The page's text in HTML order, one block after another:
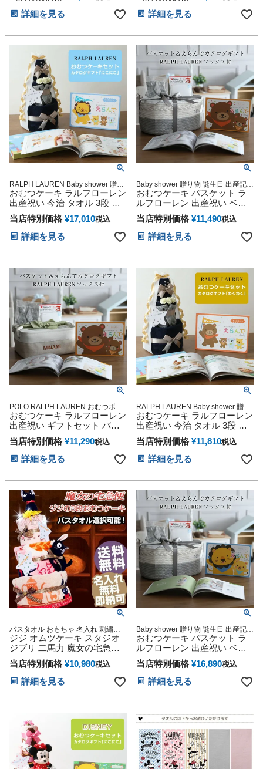
パパ ママ ベイビー オムツケ
ーキ お父さん お母さん クリ
ギフトセット 人気 端午の節
句 ひな祭り
詳細を見る
ニティフォト パパ ママ ベイ
ビー お父さん お母さん クリ
ギフトセット 人気 端午の節
句 ひな祭り
詳細を見る
RALPH LAUREN Baby shower 贈り
物 誕生日 出産記念 人気 オンライン
オムツケーキ カラフル インスタ
おむつケーキ ラルフローレン
出産祝い 今治 タオル 3段 男
の子 女の子 オーガニック コ
ットン ベビー ソックス ギフ
トセット POLO RALPH
LAUREN マタニティ 送料無
ゃん 子供 マタニティ ベイビ
ー クリスマス 七五三 初節句
子供の日 人気
当店特別価格 ¥17,010税込
詳細を見る
Baby shower 贈り物 誕生日 出産記念
人気 可愛い 豪華 オンライン オムツ
ケーキ カラフル インスタ ベビーギ
フト カタログギフト
おむつケーキ バスケット ラ
ルフローレン 出産祝い ベビ
ー ソックス POLO RALPH
LAUREN 名入れ 刺繍 名前入
り ギフトセット おむつスト
ッカー お試し カタログギフ
レンタイン 七五三 初節句 子
供の日 ギフトセット 端午の
節句 ひな祭り 男の子 女の子
当店特別価格 ¥11,490税込
詳細を見る
POLO RALPH LAUREN おむつボッ
クス お試し ずっと使える 御出産祝
い 人気 ママ用品 子育て Baby
shower 贈り物 小物 可愛い 人気 流行
誕生日 出産記念 妊娠祝い カタログ
ギフト
おむつケーキ ラルフローレン
出産祝い ギフトセット バス
ケット ボックス ストッカー
ストレージ POLO RALPH
LAUREN くすみカラー ベビ
ー ソックス カタログギフト
ン バレンタイン 七五三 初節
句 子供の日 ギフトセット 端
午の節句 ひな祭り 男の子 女
の子
当店特別価格 ¥11,290税込
詳細を見る
RALPH LAUREN Baby shower 贈り
物 誕生日 出産記念 人気 オンライン
オムツケーキ カラフル インスタ
おむつケーキ ラルフローレン
出産祝い 今治 タオル 3段 男
の子 女の子 オーガニック コ
ットン ベビー ソックス ギフ
トセット POLO RALPH
LAUREN マタニティ 送料無
ゃん 子供 マタニティ ベイビ
ー クリスマス 七五三 初節句
子供の日 人気
当店特別価格 ¥11,810税込
詳細を見る
バスタオル おもちゃ 名入れ 刺繍無
料 即納 3段 今治タオル 出産祝い お
むつケーキ
ジジ オムツケーキ スタジオ
ジブリ 二馬力 魔女の宅急便
出産祝い おむつケーキ 思い
出 赤ちゃん 子供 出産 マタニ
ティ マタニティフォト パパ
ママ ベイビー お父さん お母
子供の日 ギフトセット 人気
端午の節句 ひな祭り
当店特別価格 ¥10,980税込
詳細を見る
Baby shower 贈り物 誕生日 出産記念
人気 可愛い 豪華 オンライン オムツ
ケーキ カラフル インスタ ベビーギ
フト カタログギフト
おむつケーキ バスケット ラ
ルフローレン 出産祝い ベビ
ー ソックス POLO RALPH
LAUREN 名入れ 刺繍 名前入
り ギフトセット おむつスト
ッカー お試し カタログギフ
レンタイン 七五三 初節句 子
供の日 ギフトセット 端午の
節句 ひな祭り 男の子 女の子
当店特別価格 ¥16,890税込
詳細を見る